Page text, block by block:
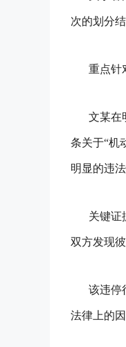
次的划分结
重点针
文某在
条关于“机
明显的违法
关键证
双方发现
该违停
法律上的因